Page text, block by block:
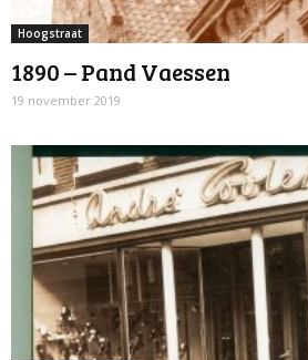
Hoogstraat
1890 – Pand Vaessen
19 november 2019